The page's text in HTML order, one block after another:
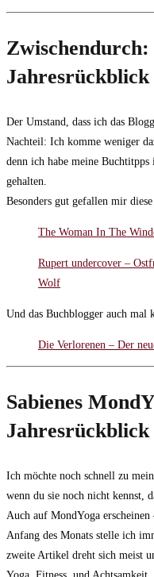
Jahresrückblick
Der Umstand, dass ich das
Nachteil: Ich komme weniger
denn ich habe meine
gehalten.
Besonders gut gefallen mir
The Woman In The
Rupert undercover –
Wolf
Und das Buchblogger auch mal
Die Verlorenen – Der
Sabienes
Jahresrückblick
Ich möchte noch schnell zu
wenn du sie noch nicht kennst,
Auch auf MondYoga
Anfang des Monats stelle ich
zweite Artikel dreht sich meist